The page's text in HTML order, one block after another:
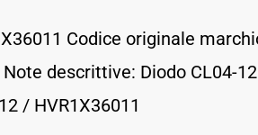
Codice originale
Note descrittive: Diodo CL04-
/ HVR1X36011